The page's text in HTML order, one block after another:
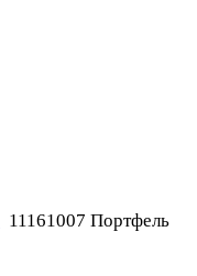
11161007 Портфель